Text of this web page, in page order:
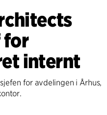
for
internt
for avdelingen i Århus,